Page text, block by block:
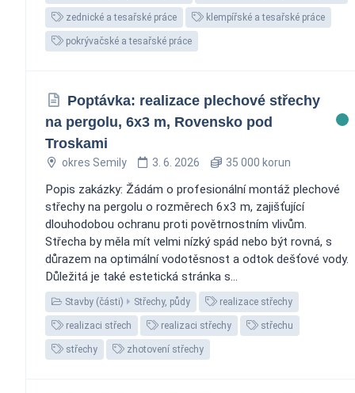
zednické a tesařské práce klempířské a tesařské práce
pokrývačské a tesařské práce
Poptávka: realizace plechové střechy
na pergolu, 6x3 m, Rovensko pod
Troskami
okres Semily 3. 6. 2026 35 000 korun
Popis zakázky: Žádám o profesionální montáž plechové
střechy na pergolu o rozměrech 6x3 m, zajišťující
dlouhodobou ochranu proti povětrnostním vlivům.
Střecha by měla mít velmi nízký spád nebo být rovná, s
důrazem na optimální vodotěsnost a odtok dešťové vody.
Důležitá je také estetická stránka s...
Stavby (části) Střechy, půdy realizace střechy
realizaci střech realizaci střechy střechu
střechy zhotovení střechy